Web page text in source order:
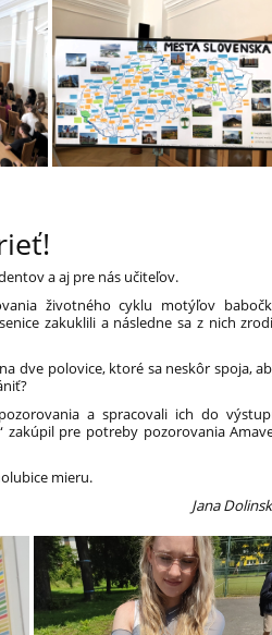
a aj pre nás učiteľov.
životného cyklu motýľov
zakuklili a následne sa z nich
dve polovice, ktoré sa neskôr spoja,
a spracovali ich do
zakúpil pre potreby pozorovania
mieru.
Jana